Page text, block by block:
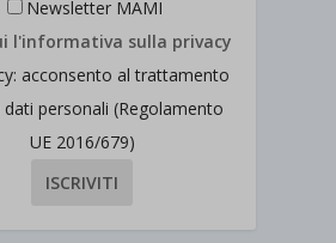
Newsletter MAMI
l'informativa sulla privacy
acconsento al trattamento
dati personali (Regolamento
UE 2016/679)